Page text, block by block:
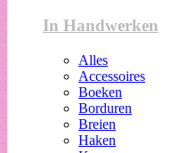
In Handwerken
Alles
Accessoires
Boeken
Borduren
Breien
Haken